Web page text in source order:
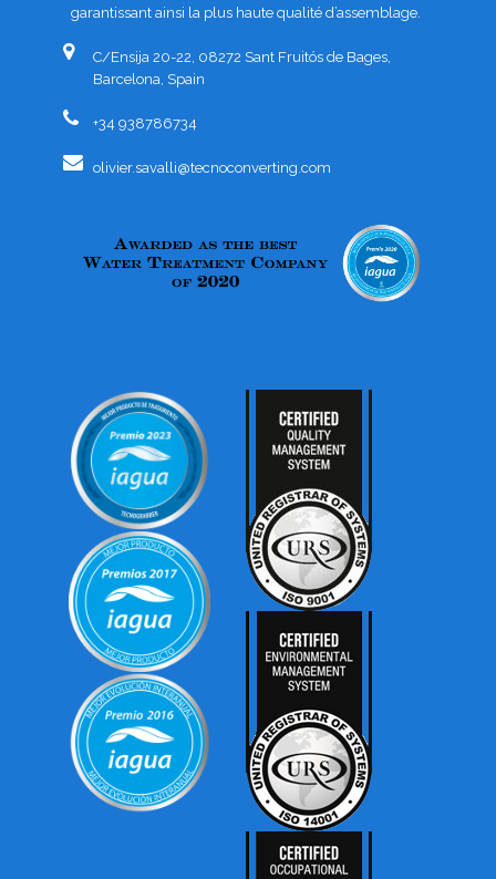
garantissant ainsi la plus haute qualité d’assemblage.
C/Ensija 20-22, 08272 Sant Fruitós de Bages,
Barcelona, Spain
+34 938786734
olivier.savalli@tecnoconverting.com